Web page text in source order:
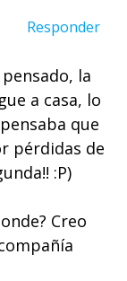
Responder
la
a casa, lo
que
pérdidas de
:P)
Creo